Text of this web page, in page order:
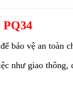
bảo vệ an toàn
như giao